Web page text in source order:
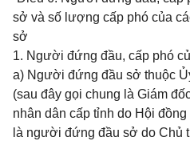
sở và số lượng cấp phó của
sở
1. Người đứng đầu, cấp phó
a) Người đứng đầu sở thuộc
(sau đây gọi chung là Giám
nhân dân cấp tỉnh do Hội
là người đứng đầu sở do Chủ